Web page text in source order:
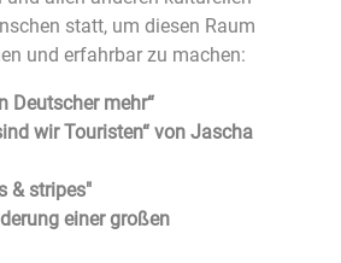
statt, um diesen Raum
und erfahrbar zu machen:
Deutscher mehr“
wir Touristen“ von Jascha
& stripes"
einer großen